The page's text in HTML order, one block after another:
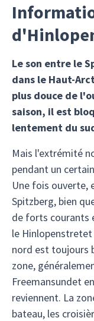
Le son entre le
dans le Haut-
plus douce de
saison, il est
lentement du
Mais l'extrémité
pendant un
Une fois ouverte,
Spitzberg, bien
de forts courants
le
nord est toujours
zone,
Freemansundet
reviennent. La
bateau, les